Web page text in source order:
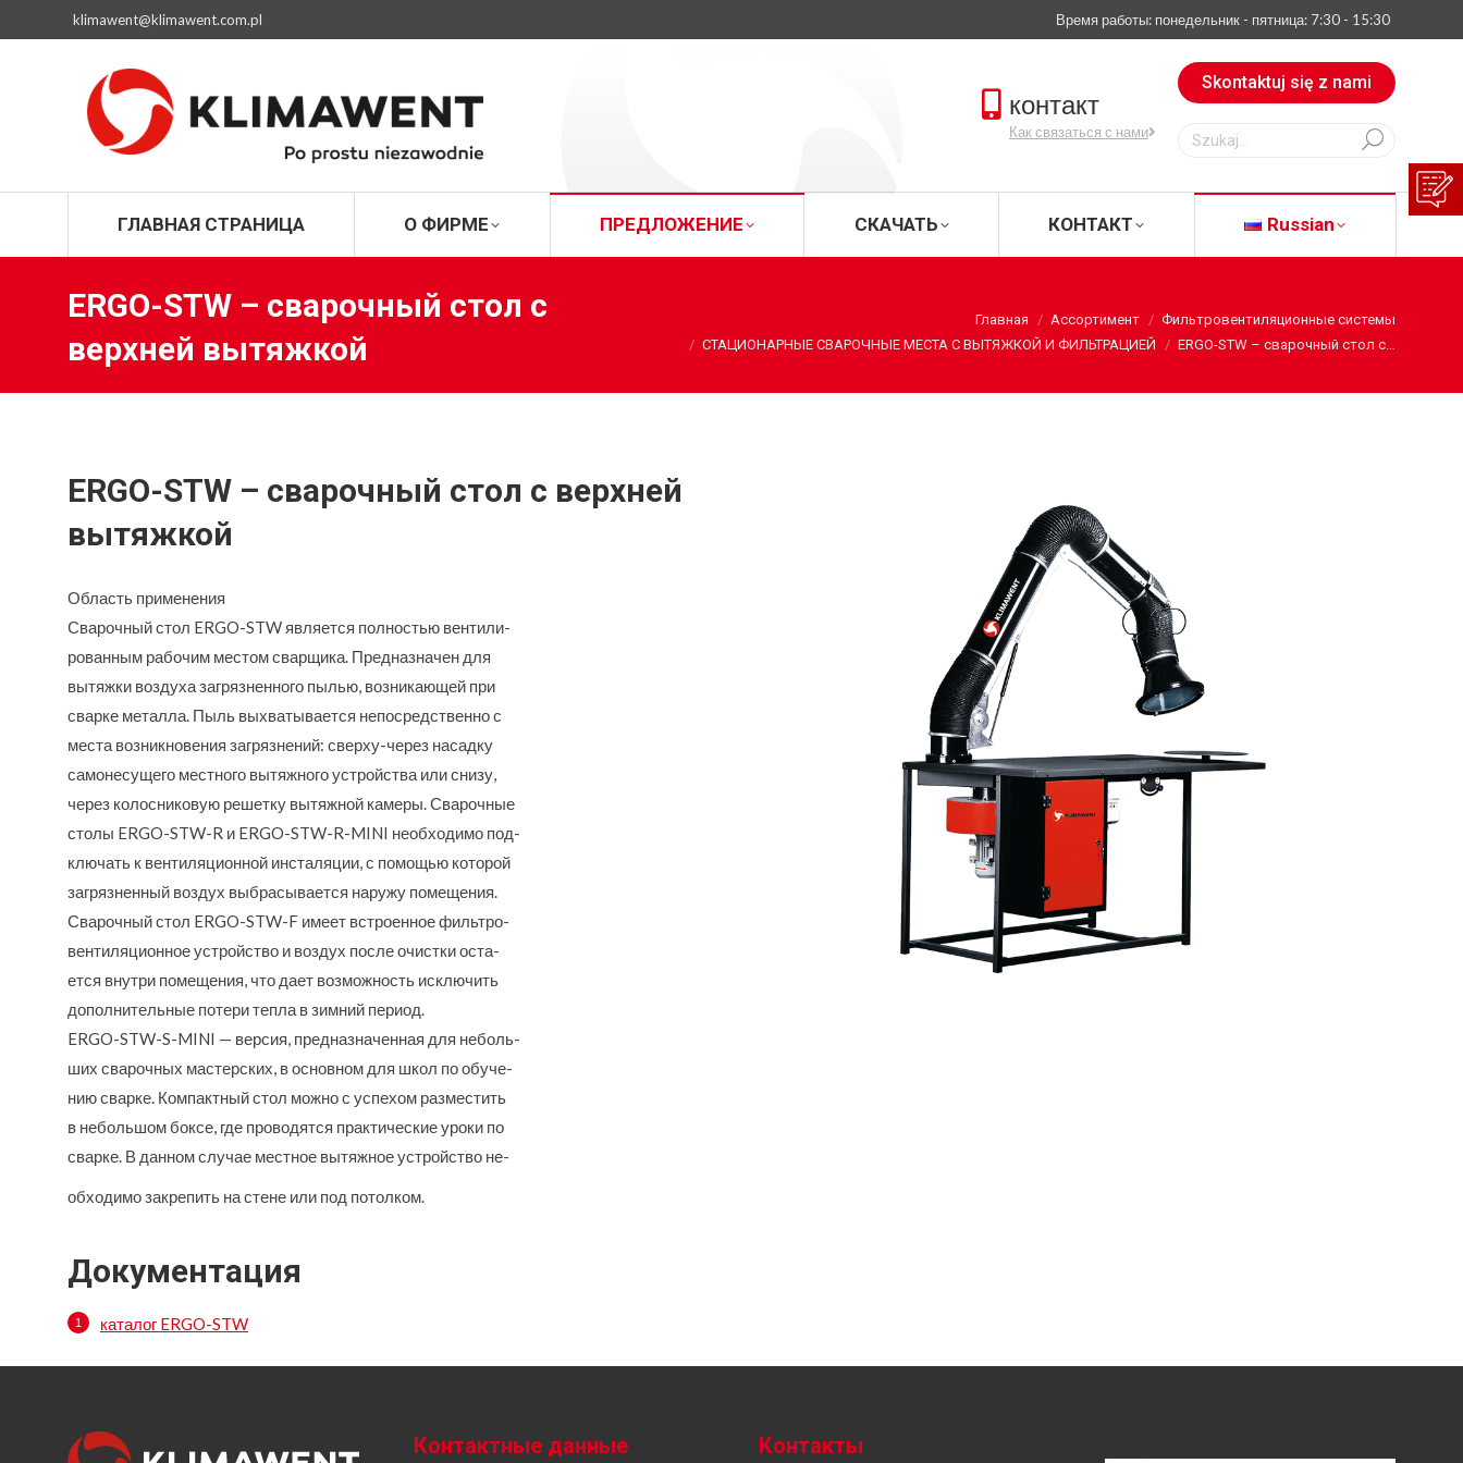
klimawent@klimawent.com.pl Время работы: понедельник - пятница: 7:30 - 15:30
контакт
Как связаться с нами
Skontaktuj się z nami
ГЛАВНАЯ СТРАНИЦА О ФИРМЕ ПРЕДЛОЖЕНИЕ СКАЧАТЬ КОНТАКТ Russian
ERGO-STW – сварочный стол с
верхней вытяжкой
Главная Ассортимент
Фильтровентиляционные системы
СТАЦИОНАРНЫЕ СВАРОЧНЫЕ МЕСТА С ВЫТЯЖКОЙ И ФИЛЬТРАЦИЕЙ
ERGO-STW – сварочный стол с…
ERGO-STW – сварочный стол с верхней
вытяжкой
Область применения
Сварочный стол ERGO-STW является полностью вентили-
рованным рабочим местом сварщика. Предназначен для
вытяжки воздуха загрязненного пылью, возникающей при
сварке металла. Пыль выхватывается непосредственно с
места возникновения загрязнений: сверху-через насадку
самонесущего местного вытяжного устройства или снизу,
через колосниковую решетку вытяжной камеры. Сварочные
столы ERGO-STW-R и ERGO-STW-R-MINI необходимо под-
ключать к вентиляционной инсталяции, с помощью которой
загрязненный воздух выбрасывается наружу помещения.
Сварочный стол ERGO-STW-F имеет встроенное фильтро-
вентиляционное устройство и воздух после очистки оста-
ется внутри помещения, что дает возможность исключить
дополнительные потери тепла в зимний период.
ERGO-STW-S-MINI — версия, предназначенная для неболь-
ших сварочных мастерских, в основном для школ по обуче-
нию сварке. Компактный стол можно с успехом разместить
в небольшом боксе, где проводятся практические уроки по
сварке. В данном случае местное вытяжное устройство не-
обходимо закрепить на стене или под потолком.
Документация
каталог ERGO-STW
Контактные данные Контакты
КОНТАКТ Russian